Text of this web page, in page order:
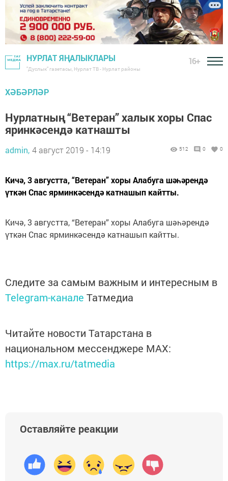
НУРЛАТ ЯҢАЛЫКЛАРЫ
"Дуслык" газетасы, Нурлат ТВ - Нурлат районы
16+
ХӘБӘРЛӘР
Нурлатның “Ветеран” халык хоры Спас
яринкәсендә катнашты
admin, 4 август 2019 - 14:19 512 0 0
Кичә, 3 августта, “Ветеран” хоры Алабуга шәһәрендә
үткән Спас ярминкәсендә катнашып кайтты.
Кичә, 3 августта, “Ветеран” хоры Алабуга шәһәрендә
үткән Спас ярминкәсендә катнашып кайтты.
Следите за самым важным и интересным в
Telegram-канале Татмедиа
Читайте новости Татарстана в
национальном мессенджере MАХ:
https://max.ru/tatmedia
Оставляйте реакции